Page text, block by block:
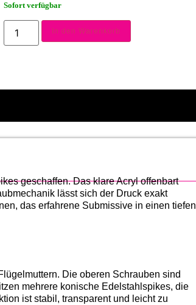
Sofort verfügbar
In den Warenkorb
geschaffen. Das klare Acryl offenbart
lässt sich der Druck exakt
das erfahrene Submissive in einen tiefen
Die oberen Schrauben sind
mehrere konische Edelstahlspikes, die
ist stabil, transparent und leicht zu